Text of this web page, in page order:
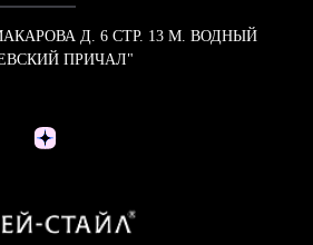
Д. 6 СТР. 13 М. ВОДНЫЙ
ПРИЧАЛ"